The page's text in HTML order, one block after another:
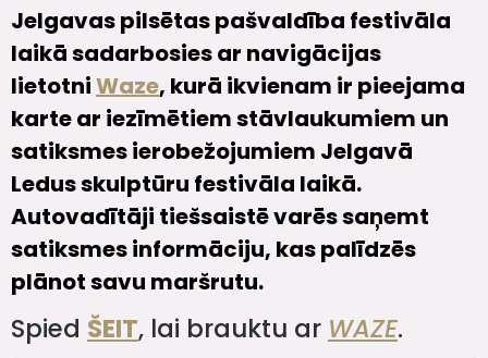
Jelgavas pilsētas pašvaldība festivāla
laikā sadarbosies ar navigācijas
lietotniWaze, kurā ikvienam ir pieejama
karte ar iezīmētiem stāvlaukumiem un
satiksmes ierobežojumiem Jelgavā
Ledus skulptūru festivāla laikā.
Autovadītāji tiešsaistē varēs saņemt
satiksmes informāciju, kas palīdzēs
plānot savu maršrutu.
Spied ŠEIT, lai brauktu ar WAZE.